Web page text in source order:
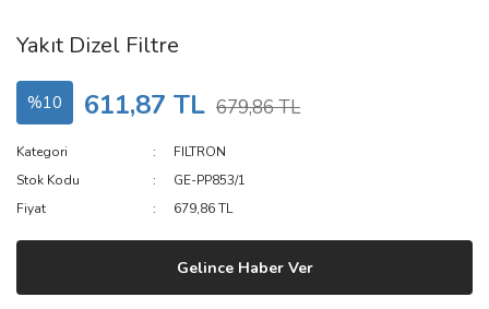
Yakıt Dizel Filtre
%10 611,87 TL 679,86 TL
Kategori
FILTRON
Stok Kodu
GE-PP853/1
Fiyat
679,86 TL
Gelince Haber Ver